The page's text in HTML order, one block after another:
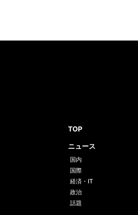
TOP
ニュース
国内
国際
経済・IT
政治
話題